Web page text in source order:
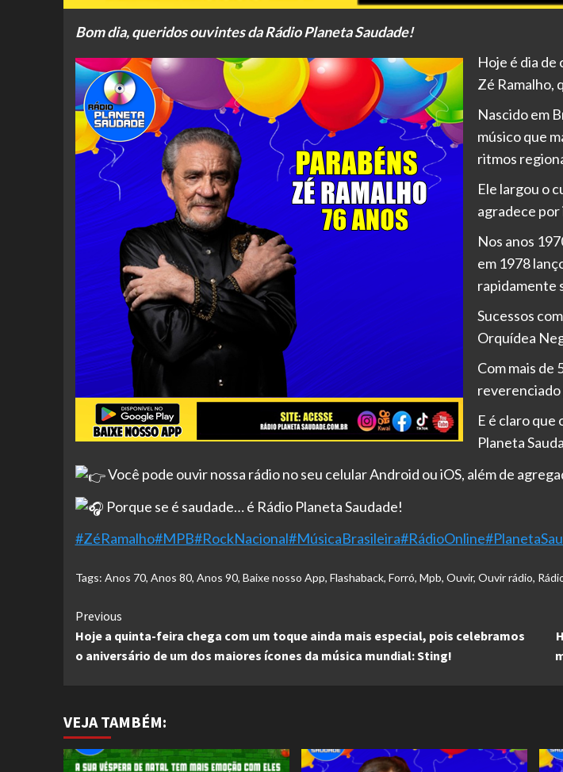
Bom dia, queridos ouvintes da Rádio Planeta Saudade!
Hoje é dia de
Zé Ramalho,
Nascido em
músico que
ritmos
Ele largou o
agradece por
Nos anos
em 1978
rapidamente
Sucessos
Orquídea
Com mais de
reverenciado
E é claro que
Planeta
Você pode ouvir nossa rádio no seu celular Android ou iOS, além de
Porque se é saudade… é Rádio Planeta Saudade!
#ZéRamalho#MPB#RockNacional#MúsicaBrasileira#RádioOnline
Tags: Anos 70, Anos 80, Anos 90, Baixe nosso App, Flashaback, Forró, Mpb, Ouvir, Ouvir rádio,
Continue
Reading
Previous
Hoje a quinta-feira chega com um toque ainda mais especial, pois celebramos
o aniversário de um dos maiores ícones da música mundial: Sting!
VEJA TAMBÉM: